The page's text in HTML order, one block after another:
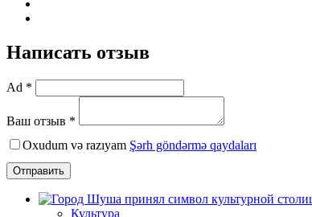
Написать отзыв
Ad *
Ваш отзыв *
Oxudum və razıyam Şərh göndərmə qaydaları
Отправить
Культура